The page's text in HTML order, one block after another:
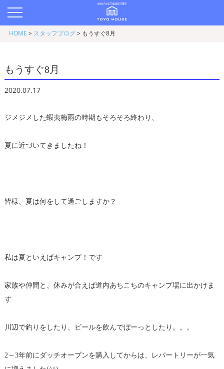
HOME > スタッフブログ> もうすぐ8月
もうすぐ8月
2020.07.17
ジメジメした蝦夷梅雨の時期もそろそろ終わり、
夏に近づいてきましたね！
皆様、夏は何をして過ごしますか？
私は夏といえばキャンプ！です
家族や仲間と、休みが合えば道内あちこちのキャンプ場に出かけま
す
川辺で釣りをしたり、ビールを飲んでぼーっとしたり。。。
2～3年前にダッチオーブンを購入してからは、レパートリーが一気